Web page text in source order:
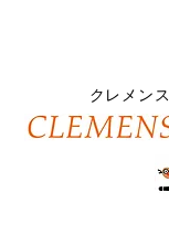
クレメンス